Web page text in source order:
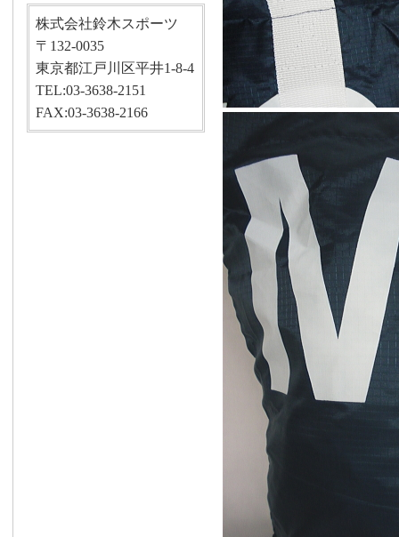
株式会社鈴木スポーツ
〒132-0035
東京都江戸川区平井1-8-4
TEL:03-3638-2151
FAX:03-3638-2166